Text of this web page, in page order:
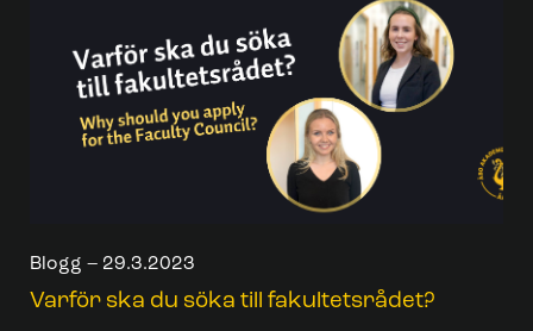
Blogg – 29.3.2023
Varför ska du söka till fakultetsrådet?